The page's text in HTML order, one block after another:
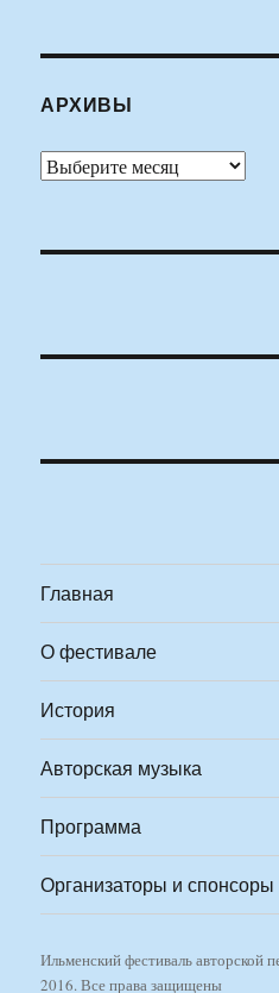
АРХИВЫ
Архивы
Главная
О фестивале
История
Авторская музыка
Программа
Организаторы и спонсоры
Ильменский фестиваль авторской
2016. Все права защищены